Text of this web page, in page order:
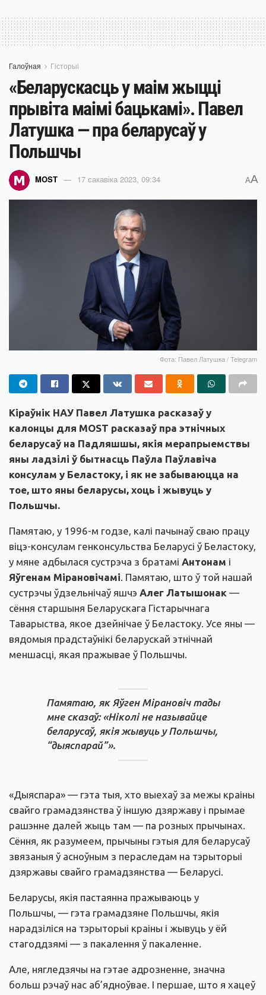
Галоўная Гісторыі
«Беларускасць у маім жыцці
прывіта маімі бацькамі». Павел
Латушка — пра беларусаў у
Польшчы
MOST 17 сакавіка 2023, 09:34 AA
Фота: Павел Латушка / Telegram
Кіраўнік НАУ Павел Латушка расказаў у
калонцы для MOST расказаў пра этнічных
беларусаў на Падляшшы, якія мерапрыемствы
яны ладзілі ў бытнасць Паўла Паўлавіча
консулам у Беластоку, і як не забываюцца на
тое, што яны беларусы, хоць і жывуць у
Польшчы.
Памятаю, у 1996-м годзе, калі пачынаў сваю працу
віцэ-консулам генконсульства Беларусі ў Беластоку,
у мяне адбылася сустрэча з братамі Антонам і
Яўгенам Мірановічамі . Памятаю, што ў той нашай
сустрэчы ўдзельнічаў яшчэ Алег Латышонак —
сёння старшыня Беларускага Гістарычнага
Таварыства, якое дзейнічае ў Беластоку. Усе яны —
вядомыя прадстаўнікі беларускай этнічнай
меншасці, якая пражывае ў Польшчы.
Памятаю, як Яўген Мірановіч тады
мне сказаў: «Ніколі не называйце
беларусаў, якія жывуць у Польшчы,
“дыяспарай”».
«Дыяспара» — гэта тыя, хто выехаў за межы краіны
свайго грамадзянства ў іншую дзяржаву і прымае
рашэнне далей жыць там — па розных прычынах.
Сёння, як разумеем, прычыны гэтыя для беларусаў
звязаныя ў асноўным з пераследам на тэрыторыі
дзяржавы свайго грамадзянства — Беларусі.
Беларусы, якія пастаянна пражываюць у
Польшчы, — гэта грамадзяне Польшчы, якія
нарадзіліся на тэрыторыі краіны і жывуць у ёй
стагоддзямі — з пакалення ў пакаленне.
Але, нягледзячы на гэтае адрозненне, значна
больш рэчаў нас аб’ядноўвае. І першае, што я хацеў